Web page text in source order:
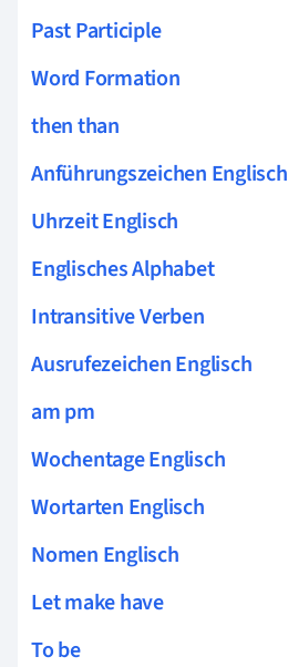
Past Participle
Word Formation
then than
Anführungszeichen Englisch
Uhrzeit Englisch
Englisches Alphabet
Intransitive Verben
Ausrufezeichen Englisch
am pm
Wochentage Englisch
Wortarten Englisch
Nomen Englisch
Let make have
To be